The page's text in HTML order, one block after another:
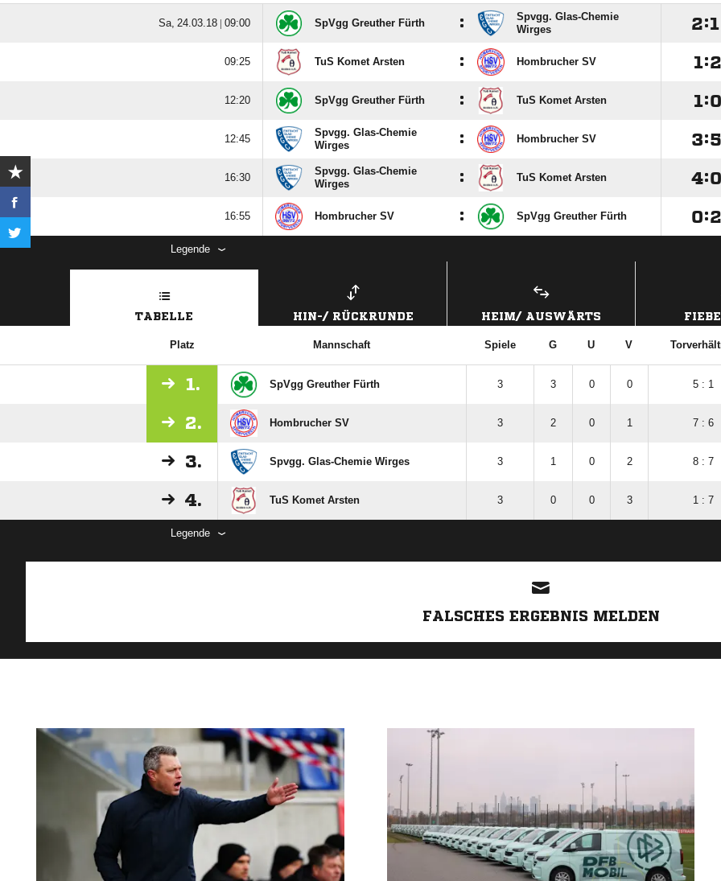
  |  SpVgg Greuther Fürth :
Spvgg. Glas-Chemie
Wirges
:
 TuS Komet Arsten : Hombrucher SV :
 SpVgg Greuther Fürth : TuS Komet Arsten :

Spvgg. Glas-Chemie
Wirges
: Hombrucher SV :

Spvgg. Glas-Chemie
Wirges
: TuS Komet Arsten :
 Hombrucher SV : SpVgg Greuther Fürth :
Legende
TABELLE HIN-/ RÜCKRUNDE HEIM/ AUSWÄRTS
Platz Mannschaft Spiele G U V
1. SpVgg Greuther Fürth 3 3 0 0 5 : 1
2. Hombrucher SV 3 2 0 1 7 : 6
3. Spvgg. Glas-Chemie Wirges 3 1 0 2 8 : 7
4. TuS Komet Arsten 3 0 0 3 1 : 7
Legende
FALSCHES ERGEBNIS MELDEN